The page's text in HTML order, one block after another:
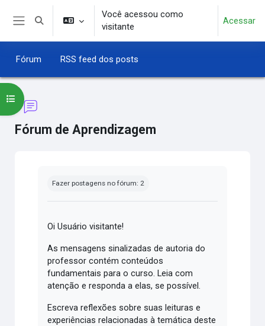
Ir para o conteúdo principal
Alternar entrada de pesquisa
Você acessou como
visitante
Acessar
Fórum RSS feed dos posts
Fórum de Aprendizagem
Abrir índice do curso
Fazer postagens no fórum: 2
Oi Usuário visitante!
As mensagens sinalizadas de autoria do
professor contém conteúdos
fundamentais para o curso. Leia com
atenção e responda a elas, se possível.
Escreva reflexões sobre suas leituras e
experiências relacionadas à temática deste